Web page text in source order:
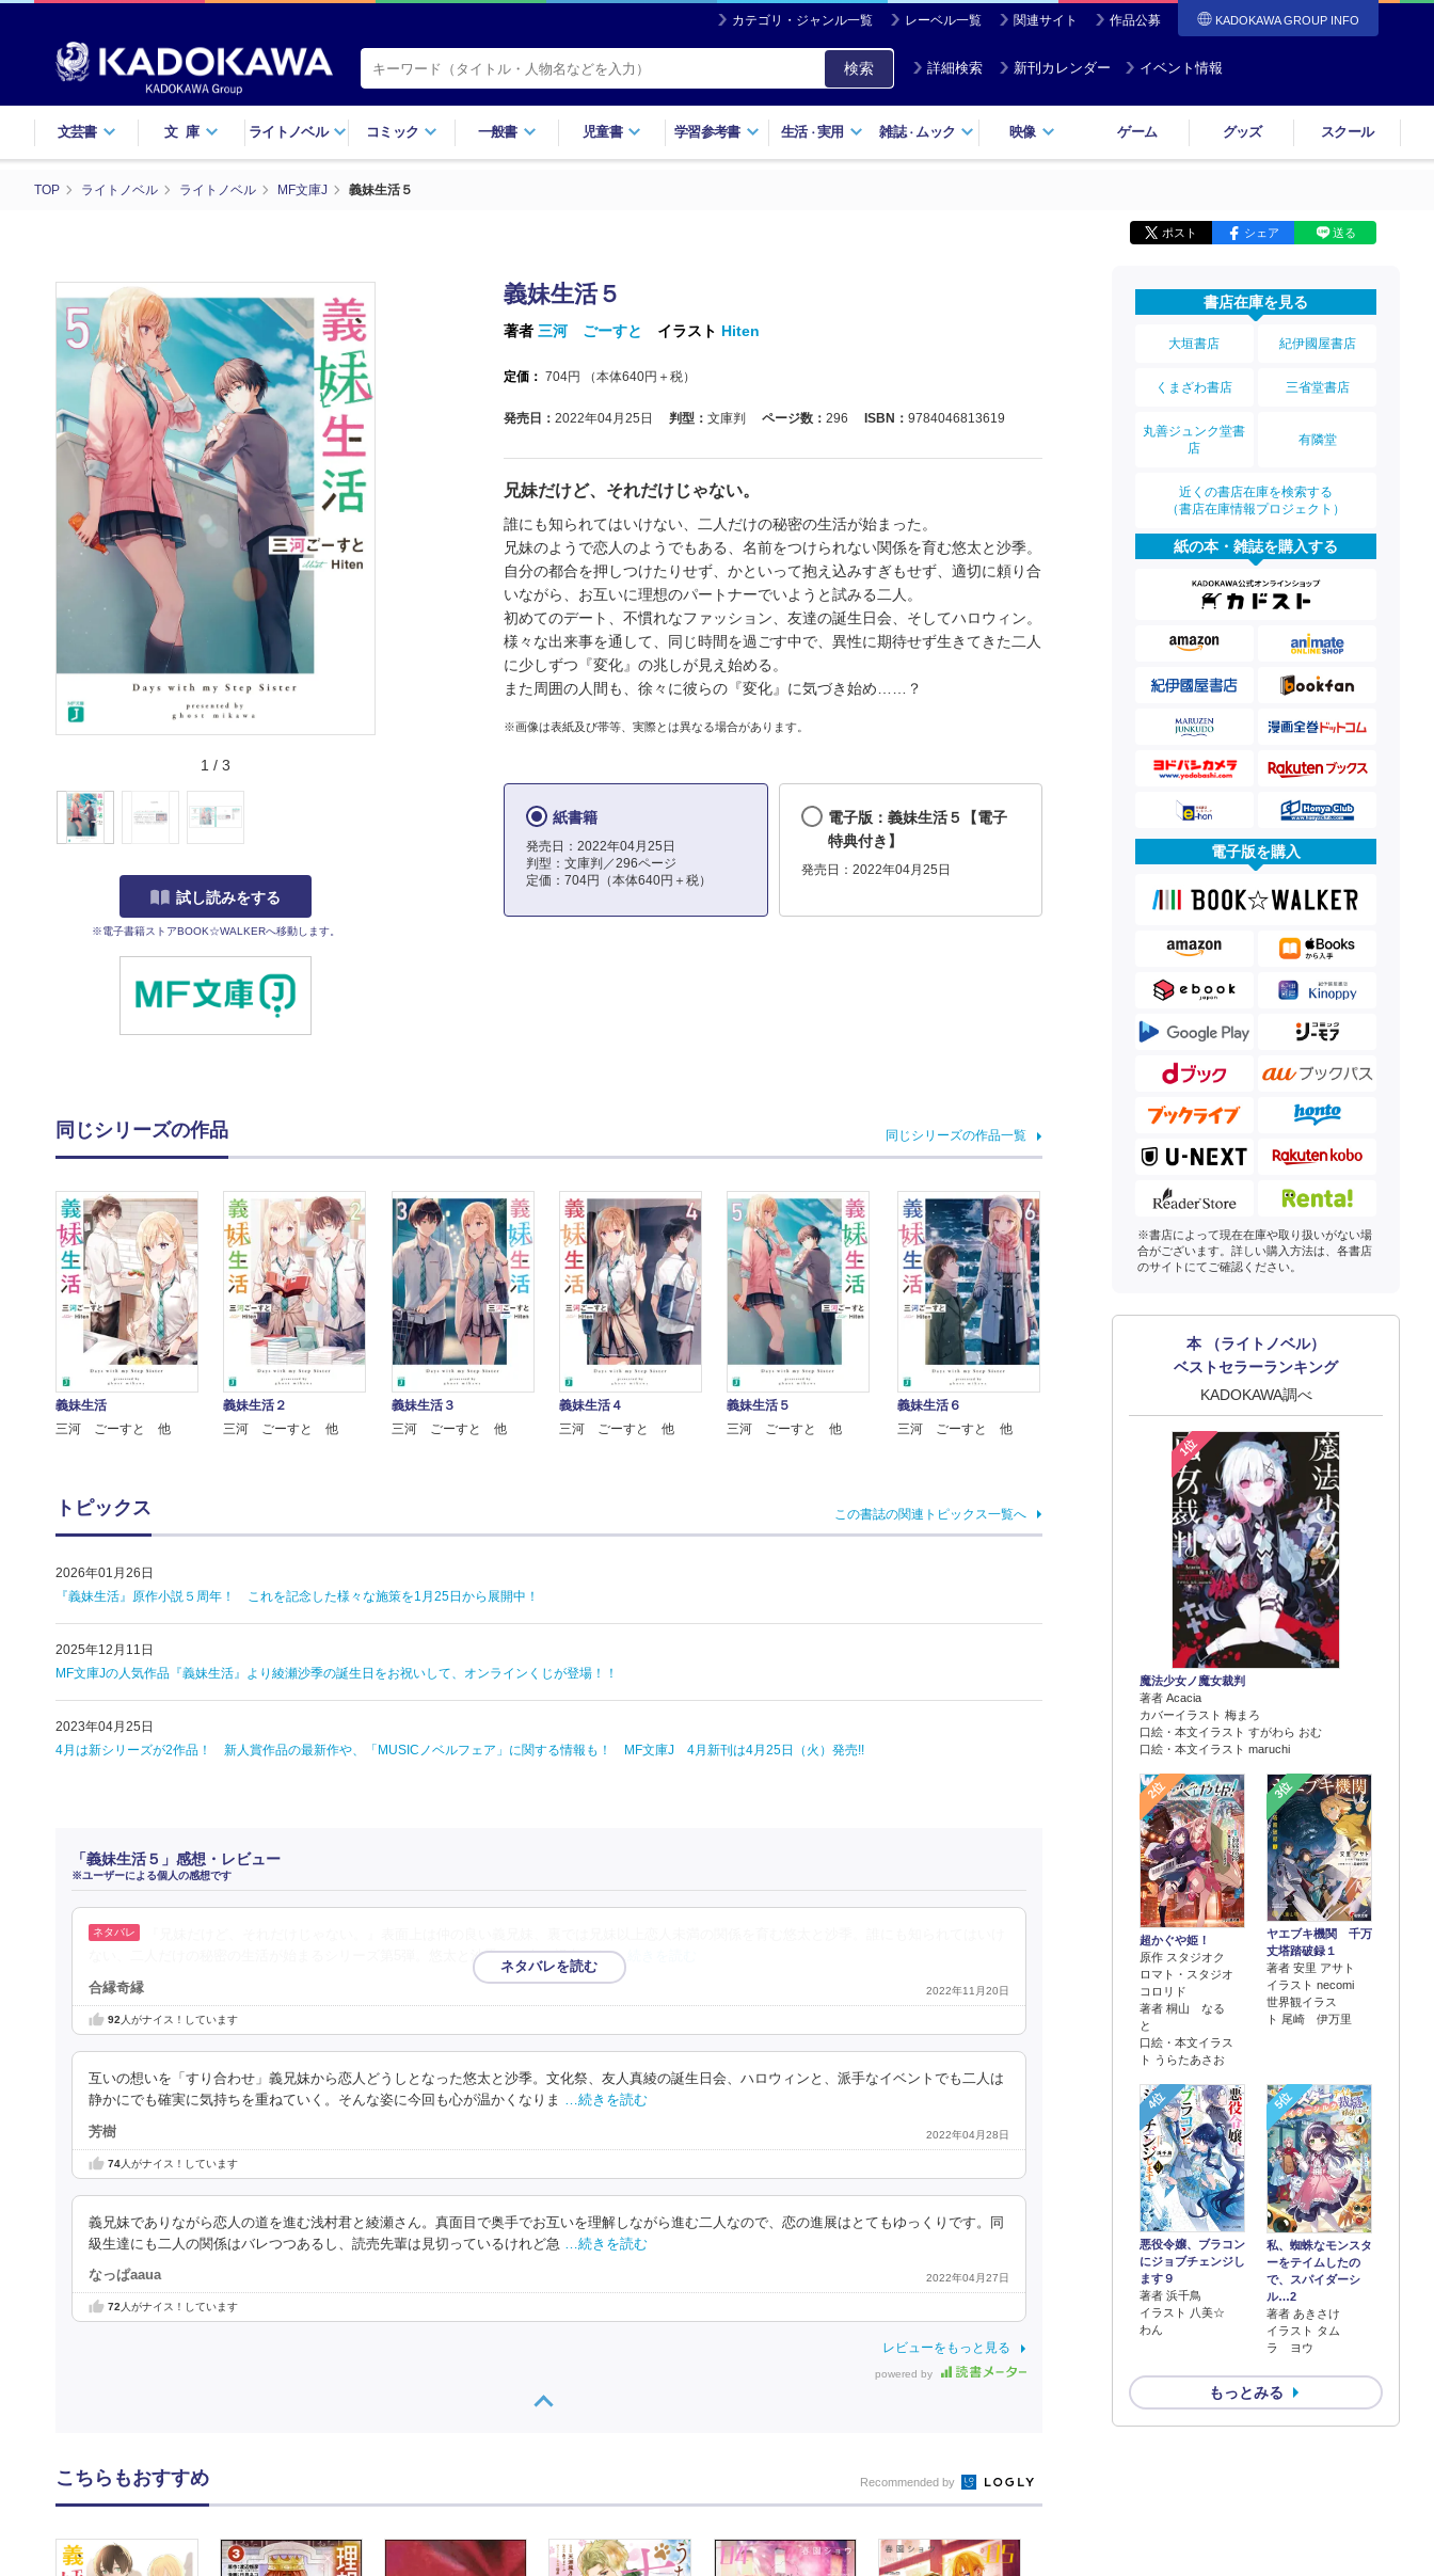
カテゴリ・ジャンル一覧 レーベル一覧 関連サイト 作品公募 KADOKAWA GROUP INFO
検索 詳細検索 新刊カレンダー イベント情報
文芸書 文庫 ライトノベル コミック 一般書 児童書 学習参考書 生活・実用 雑誌・ ムック 映像 ゲーム グッズ スクール
TOP ライトノベル ライトノベル MF文庫J 義妹生活５
ポスト シェア 送る
1 / 3
試し読みをする
※電子書籍ストアBOOK☆WALKERへ移動します。
義妹生活５
著者 三河 ごーすと イラスト Hiten
定価： 704円 （本体640円＋税）
発売日： 2022年04月25日 判型： 文庫判 ページ数： 296 ISBN： 9784046813619
兄妹だけど、それだけじゃない。
誰にも知られてはいけない、二人だけの秘密の生活が始まった。
兄妹のようで恋人のようでもある、名前をつけられない関係を育む悠太と沙季。
自分の都合を押しつけたりせず、かといって抱え込みすぎもせず、適切に頼り合
いながら、お互いに理想のパートナーでいようと試みる二人。
初めてのデート、不慣れなファッション、友達の誕生日会、そしてハロウィン。
様々な出来事を通して、同じ時間を過ごす中で、異性に期待せず生きてきた二人
に少しずつ『変化』の兆しが見え始める。
また周囲の人間も、徐々に彼らの『変化』に気づき始め……？
※画像は表紙及び帯等、実際とは異なる場合があります。
紙書籍
発売日：2022年04月25日
判型：文庫判／296ページ
定価：704円（本体640円＋税）
電子版：義妹生活５【電子
特典付き】
発売日：2022年04月25日
同じシリーズの作品 同じシリーズの作品一覧
義妹生活
三河 ごーすと 他
義妹生活２
三河 ごーすと 他
義妹生活３
三河 ごーすと 他
義妹生活４
三河 ごーすと 他
義妹生活５
三河 ごーすと 他
義妹生活６
三河 ごーすと 他
トピックス この書誌の関連トピックス一覧へ
2026年01月26日
『義妹生活』原作小説５周年！ これを記念した様々な施策を1月25日から展開中！
2025年12月11日
MF文庫Jの人気作品『義妹生活』より綾瀬沙季の誕生日をお祝いして、オンラインくじが登場！！
2023年04月25日
4月は新シリーズが2作品！ 新人賞作品の最新作や、「MUSICノベルフェア」に関する情報も！ MF文庫J 4月新刊は4月25日（火）発売!!
「義妹生活５」感想・レビュー
※ユーザーによる個人の感想です
ない、二人だけの秘密の生活が始まるシリーズ第5弾。悠太と沙季の二人の視点から …続きを読む
合縁奇縁 2022年11月20日
92 人がナイス！しています
互いの想いを「すり合わせ」義兄妹から恋人どうしとなった悠太と沙季。文化祭、友人真綾の誕生日会、ハロウィンと、派手なイベントでも二人は
静かにでも確実に気持ちを重ねていく。そんな姿に今回も心が温かくなりま …続きを読む
芳樹 2022年04月28日
74人がナイス！しています
義兄妹でありながら恋人の道を進む浅村君と綾瀬さん。真面目で奥手でお互いを理解しながら進む二人なので、恋の進展はとてもゆっくりです。同
級生達にも二人の関係はバレつつあるし、読売先輩は見切っているけれど急
…続きを読む
なっぱaaua 2022年04月27日
72 人がナイス！しています
レビューをもっと見る
powered by
書店在庫を見る
大垣書店 紀伊國屋書店
くまざわ書店 三省堂書店
丸善ジュンク堂書
店
有隣堂
近くの書店在庫を検索する
（書店在庫情報プロジェクト）
紙の本・雑誌を購入する
電子版を購入
※書店によって現在在庫や取り扱いがない場
合がございます。詳しい購入方法は、各書店
のサイトにてご確認ください。
本 （ライトノベル）
ベストセラーランキング
KADOKAWA調べ
1位
魔法少女ノ魔女裁判
著者 Acacia
カバーイラスト 梅まろ
口絵・本文イラスト すがわら おむ
口絵・本文イラスト maruchi
2位
超かぐや姫！
原作 スタジオク
ロマト・スタジオ
コロリド
著者 桐山 なる
と
口絵・本文イラス
ト うらたあさお
3位
ヤエブキ機関 千万
丈塔踏破録１
著者 安里 アサト
イラスト necomi
世界観イラス
ト 尾崎 伊万里
4位
悪役令嬢、ブラコン
にジョブチェンジし
ます９
著者 浜千鳥
イラスト 八美☆
わん
5位
私、蜘蛛なモンスタ
ーをテイムしたの
で、スパイダーシ
ル…2
著者 あきさけ
イラスト タム
ラ ヨウ
もっとみる
こちらもおすすめ Recommended by